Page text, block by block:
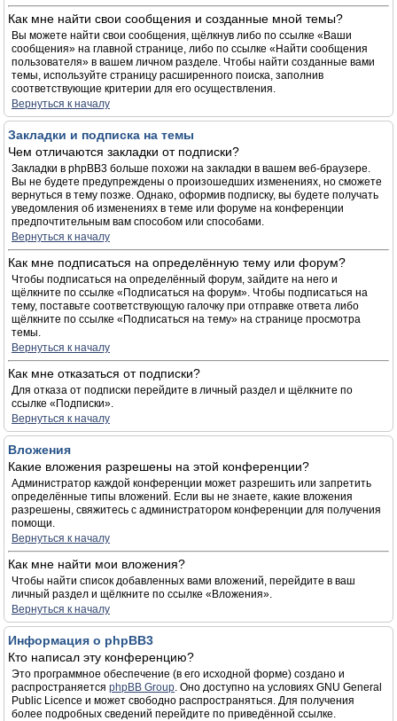
Как мне найти свои сообщения и созданные мной темы?
Вы можете найти свои сообщения, щёлкнув либо по ссылке «Ваши
сообщения» на главной странице, либо по ссылке «Найти сообщения
пользователя» в вашем личном разделе. Чтобы найти созданные вами
темы, используйте страницу расширенного поиска, заполнив
соответствующие критерии для его осуществления.
Вернуться к началу
Закладки и подписка на темы
Чем отличаются закладки от подписки?
Закладки в phpBB3 больше похожи на закладки в вашем веб-браузере.
Вы не будете предупреждены о произошедших изменениях, но сможете
вернуться в тему позже. Однако, оформив подписку, вы будете получать
уведомления об изменениях в теме или форуме на конференции
предпочтительным вам способом или способами.
Вернуться к началу
Как мне подписаться на определённую тему или форум?
Чтобы подписаться на определённый форум, зайдите на него и
щёлкните по ссылке «Подписаться на форум». Чтобы подписаться на
тему, поставьте соответствующую галочку при отправке ответа либо
щёлкните по ссылке «Подписаться на тему» на странице просмотра
темы.
Вернуться к началу
Как мне отказаться от подписки?
Для отказа от подписки перейдите в личный раздел и щёлкните по
ссылке «Подписки».
Вернуться к началу
Вложения
Какие вложения разрешены на этой конференции?
Администратор каждой конференции может разрешить или запретить
определённые типы вложений. Если вы не знаете, какие вложения
разрешены, свяжитесь с администратором конференции для получения
помощи.
Вернуться к началу
Как мне найти мои вложения?
Чтобы найти список добавленных вами вложений, перейдите в ваш
личный раздел и щёлкните по ссылке «Вложения».
Вернуться к началу
Информация о phpBB3
Кто написал эту конференцию?
Это программное обеспечение (в его исходной форме) создано и
распространяется phpBB Group. Оно доступно на условиях GNU General
Public Licence и может свободно распространяться. Для получения
более подробных сведений перейдите по приведённой ссылке.